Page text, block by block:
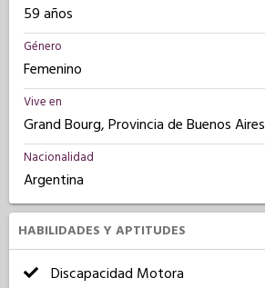
59 años
Género
Femenino
Vive en
Grand Bourg, Provincia de Buenos Aires
Nacionalidad
Argentina
HABILIDADES Y APTITUDES
Discapacidad Motora